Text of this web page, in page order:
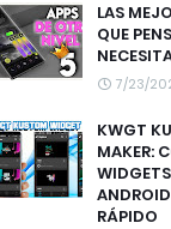
LAS
QUE
7/23/
KWGT
MAKER:
RÁPIDO